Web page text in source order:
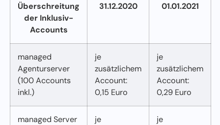
Überschreitung
der Inklusiv-
Accounts
31.12.2020
01.01.2021
managed
Agenturserver
(100 Accounts
inkl.)
je
zusätzlichem
Account:
0,15 Euro
je
zusätzlichem
Account:
0,29 Euro
managed Server
je
je